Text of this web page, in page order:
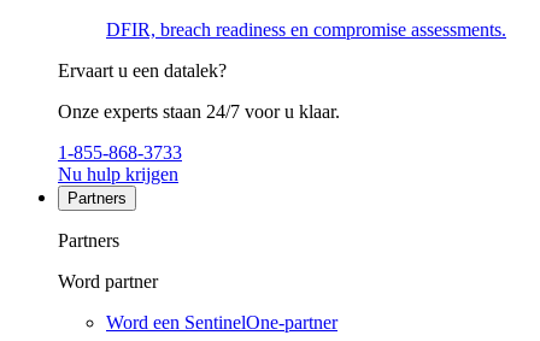
DFIR, breach readiness en compromise assessments.
Ervaart u een datalek?
Onze experts staan 24/7 voor u klaar.
1-855-868-3733
Nu hulp krijgen
Partners
Partners
Word partner
Word een SentinelOne-partner